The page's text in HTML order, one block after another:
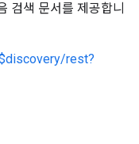
검색 문서를 제공합니
rest?